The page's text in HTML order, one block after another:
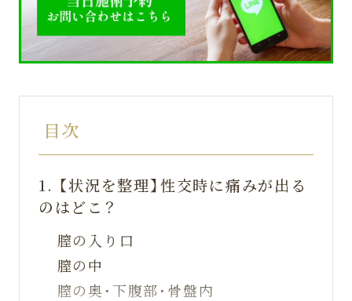
目次
1. 【状況を整理】性交時に痛みが出る
のはどこ？
膣の入り口
膣の中
膣の奥・下腹部・骨盤内